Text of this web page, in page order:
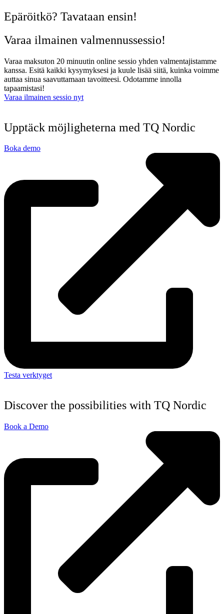
Epäröitkö? Tavataan ensin!
Varaa ilmainen valmennussessio!
Varaa maksuton 20 minuutin online sessio yhden valmentajistamme
kanssa. Esitä kaikki kysymyksesi ja kuule lisää siitä, kuinka voimme
auttaa sinua saavuttamaan tavoitteesi. Odotamme innolla
tapaamistasi!
Varaa ilmainen sessio nyt
Upptäck möjligheterna med TQ Nordic
Boka demo
Testa verktyget
Discover the possibilities with TQ Nordic
Book a Demo